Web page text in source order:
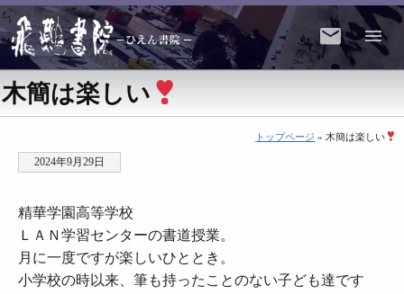
木簡は楽しい
トップページ » 木簡は楽しい
2024年9月29日
精華学園高等学校
ＬＡＮ学習センターの書道授業。
月に一度ですが楽しいひととき。
小学校の時以来、筆も持ったことのない子ども達です